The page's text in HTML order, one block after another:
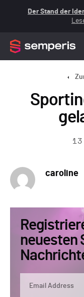
Der Stand der
caroline
neuesten